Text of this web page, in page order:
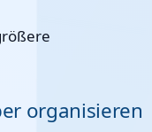
organisieren